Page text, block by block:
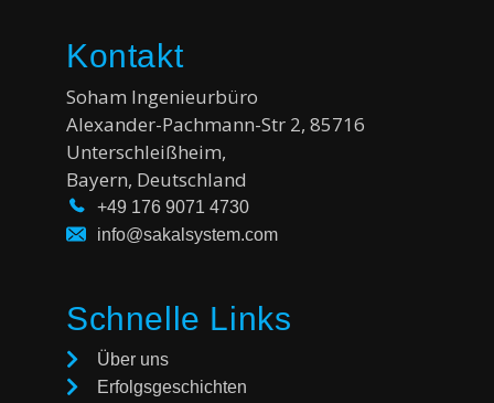
Kontakt
Soham Ingenieurbüro
Alexander-Pachmann-Str 2, 85716
Unterschleißheim,
Bayern, Deutschland
+49 176 9071 4730
info@sakalsystem.com
Schnelle Links
Über uns
Erfolgsgeschichten